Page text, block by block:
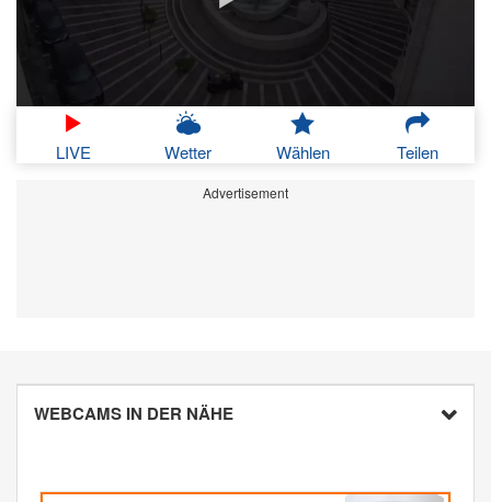
LIVE Wetter Wählen Teilen
Advertisement
WEBCAMS IN DER NÄHE